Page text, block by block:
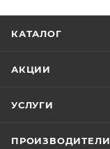
КАТАЛОГ
АКЦИИ
УСЛУГИ
ПРОИЗВОДИТЕЛИ